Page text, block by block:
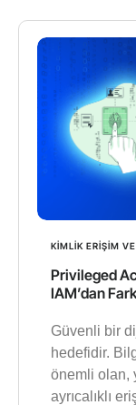
KIMLIK ERIŞIM
Privileged
IAM’dan
Güvenli bir
hedefidir.
önemli olan,
ayrıcalıklı